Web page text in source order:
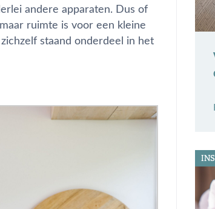
andere apparaten. Dus of
ruimte is voor een kleine
staand onderdeel in het